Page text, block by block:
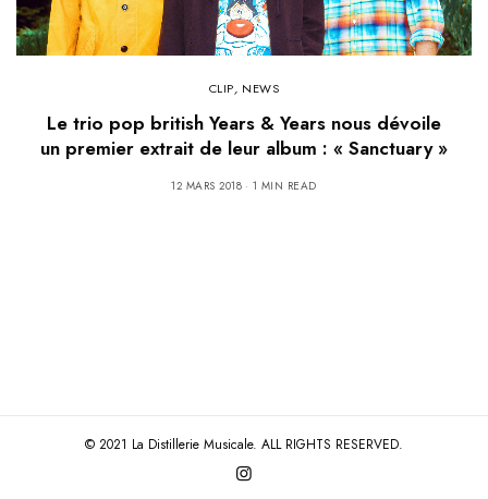
CLIP, NEWS
Le trio pop british Years & Years nous dévoile
un premier extrait de leur album : « Sanctuary »
12 MARS 2018 1 MIN READ
© 2021 La Distillerie Musicale. ALL RIGHTS RESERVED.